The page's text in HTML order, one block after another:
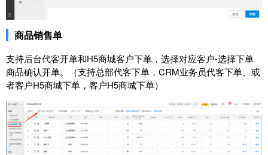
商品销售单
支持后台代客开单和H5商城客户下单，选择对应客户-选择下单
商品确认开单。（支持总部代客下单，CRM业务员代客下单、或
者客户H5商城下单，客户H5商城下单）